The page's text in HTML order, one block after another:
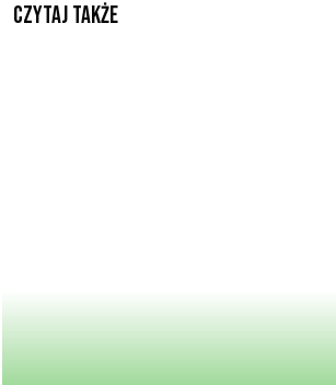
Czytaj także